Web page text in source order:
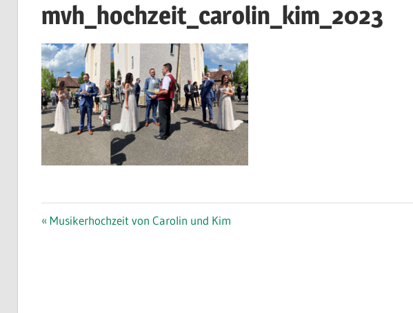
im
Kreis
Esslingen
am
Neckar
mvh_hochzeit_carolin_kim_2023
Beitragsnavigation
Vorheriger
Musikerhochzeit von Carolin und Kim